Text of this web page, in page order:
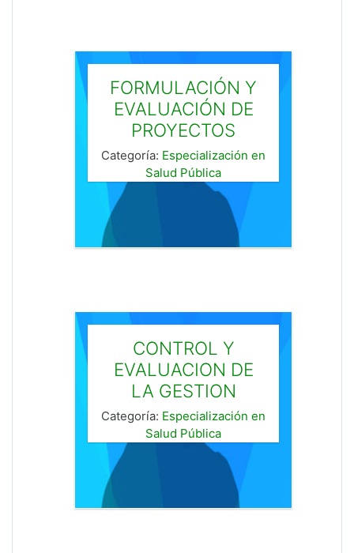
FORMULACIÓN Y
EVALUACIÓN DE
PROYECTOS
Categoría: Especialización en
Salud Pública
CONTROL Y
EVALUACION DE
LA GESTION
Categoría: Especialización en
Salud Pública